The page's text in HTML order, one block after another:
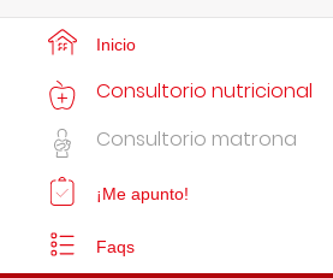
Inicio
Consultorio nutricional
Consultorio matrona
¡Me apunto!
Faqs